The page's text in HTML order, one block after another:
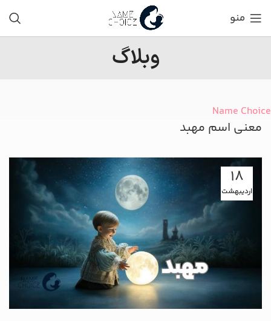
منو
وبلاگ
Name Choice
معنی اسم مهبد
18
اردیبهشت